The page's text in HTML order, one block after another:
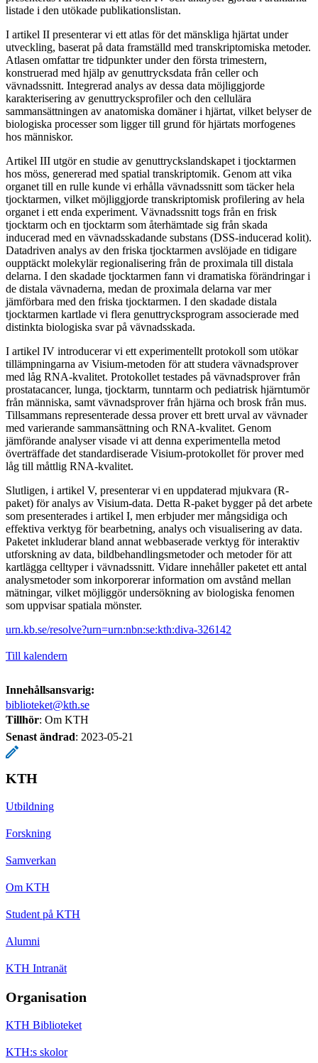
listade i den utökade publikationslistan.
I artikel II presenterar vi ett atlas för det mänskliga hjärtat under
utveckling, baserat på data framställd med transkriptomiska metoder.
Atlasen omfattar tre tidpunkter under den första trimestern,
konstruerad med hjälp av genuttrycksdata från celler och
vävnadssnitt. Integrerad analys av dessa data möjliggjorde
karakterisering av genuttrycksprofiler och den cellulära
sammansättningen av anatomiska domäner i hjärtat, vilket belyser de
biologiska processer som ligger till grund för hjärtats morfogenes
hos människor.
Artikel III utgör en studie av genuttryckslandskapet i tjocktarmen
hos möss, genererad med spatial transkriptomik. Genom att vika
organet till en rulle kunde vi erhålla vävnadssnitt som täcker hela
tjocktarmen, vilket möjliggjorde transkriptomisk profilering av hela
organet i ett enda experiment. Vävnadssnitt togs från en frisk
tjocktarm och en tjocktarm som återhämtade sig från skada
inducerad med en vävnadsskadande substans (DSS-inducerad kolit).
Datadriven analys av den friska tjocktarmen avslöjade en tidigare
oupptäckt molekylär regionalisering från de proximala till distala
delarna. I den skadade tjocktarmen fann vi dramatiska förändringar i
de distala vävnaderna, medan de proximala delarna var mer
jämförbara med den friska tjocktarmen. I den skadade distala
tjocktarmen kartlade vi flera genuttrycksprogram associerade med
distinkta biologiska svar på vävnadsskada.
I artikel IV introducerar vi ett experimentellt protokoll som utökar
tillämpningarna av Visium-metoden för att studera vävnadsprover
med låg RNA-kvalitet. Protokollet testades på vävnadsprover från
prostatacancer, lunga, tjocktarm, tunntarm och pediatrisk hjärntumör
från människa, samt vävnadsprover från hjärna och brosk från mus.
Tillsammans representerade dessa prover ett brett urval av vävnader
med varierande sammansättning och RNA-kvalitet. Genom
jämförande analyser visade vi att denna experimentella metod
överträffade det standardiserade Visium-protokollet för prover med
låg till måttlig RNA-kvalitet.
Slutligen, i artikel V, presenterar vi en uppdaterad mjukvara (R-
paket) för analys av Visium-data. Detta R-paket bygger på det arbete
som presenterades i artikel I, men erbjuder mer mångsidiga och
effektiva verktyg för bearbetning, analys och visualisering av data.
Paketet inkluderar bland annat webbaserade verktyg för interaktiv
utforskning av data, bildbehandlingsmetoder och metoder för att
kartlägga celltyper i vävnadssnitt. Vidare innehåller paketet ett antal
analysmetoder som inkorporerar information om avstånd mellan
mätningar, vilket möjliggör undersökning av biologiska fenomen
som uppvisar spatiala mönster.
urn.kb.se/resolve?urn=urn:nbn:se:kth:diva-326142
Till kalendern
Innehållsansvarig:
biblioteket@kth.se
Tillhör: Om KTH
Senast ändrad: 2023-05-21
KTH
Utbildning
Forskning
Samverkan
Om KTH
Student på KTH
Alumni
KTH Intranät
Organisation
KTH Biblioteket
KTH:s skolor